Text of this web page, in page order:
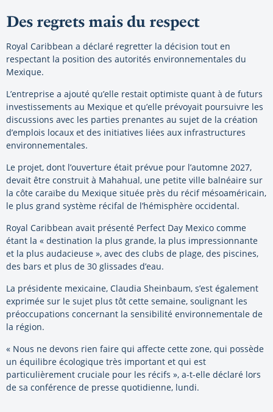
Des regrets mais du respect
Royal Caribbean a déclaré regretter la décision tout en
respectant la position des autorités environnementales du
Mexique.
L’entreprise a ajouté qu’elle restait optimiste quant à de futurs
investissements au Mexique et qu’elle prévoyait poursuivre les
discussions avec les parties prenantes au sujet de la création
d’emplois locaux et des initiatives liées aux infrastructures
environnementales.
Le projet, dont l’ouverture était prévue pour l’automne 2027,
devait être construit à Mahahual, une petite ville balnéaire sur
la côte caraïbe du Mexique située près du récif mésoaméricain,
le plus grand système récifal de l’hémisphère occidental.
Royal Caribbean avait présenté Perfect Day Mexico comme
étant la « destination la plus grande, la plus impressionnante
et la plus audacieuse », avec des clubs de plage, des piscines,
des bars et plus de 30 glissades d’eau.
La présidente mexicaine, Claudia Sheinbaum, s’est également
exprimée sur le sujet plus tôt cette semaine, soulignant les
préoccupations concernant la sensibilité environnementale de
la région.
« Nous ne devons rien faire qui affecte cette zone, qui possède
un équilibre écologique très important et qui est
particulièrement cruciale pour les récifs », a-t-elle déclaré lors
de sa conférence de presse quotidienne, lundi.